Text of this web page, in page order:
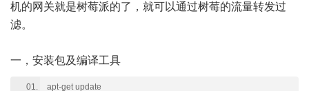
机的网关就是树莓派的了，就可以通过树莓的流量转发过
滤。
一，安装包及编译工具
apt-get update